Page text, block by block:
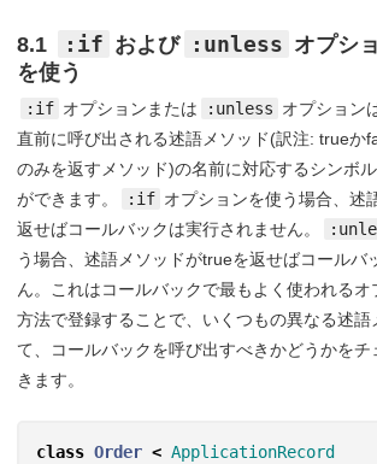
8.1 :if および :unless オプシ
を使う
:if オプションまたは :unless オプション
直前に呼び出される述語メソッド(訳注: trueか
のみを返すメソッド)の名前に対応するシンボ
ができます。
:if オプションを使う場合、述
返せばコールバックは実行されません。
う場合、述語メソッドがtrueを返せばコールバ
ん。これはコールバックで最もよく使われる
方法で登録することで、いくつもの異なる述語
て、コールバックを呼び出すべきかどうかを
きます。
class Order < ApplicationRecord